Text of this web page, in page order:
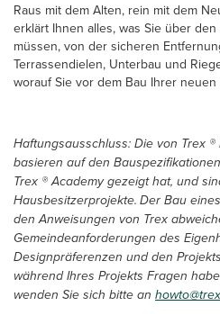
Raus mit dem Alten, rein mit dem
erklärt Ihnen alles, was Sie über
müssen, von der sicheren
Terrassendielen, Unterbau und
worauf Sie vor dem Bau Ihrer
Haftungsausschluss: Die von Trex
basieren auf den
Trex ® Academy gezeigthat, und
Hausbesitzerprojekte.Der Bau
den Anweisungen von Trex
Gemeindeanforderungen des
Designpräferenzen und den
während Ihres Projekts Fragen
wenden Sie sich bitte an